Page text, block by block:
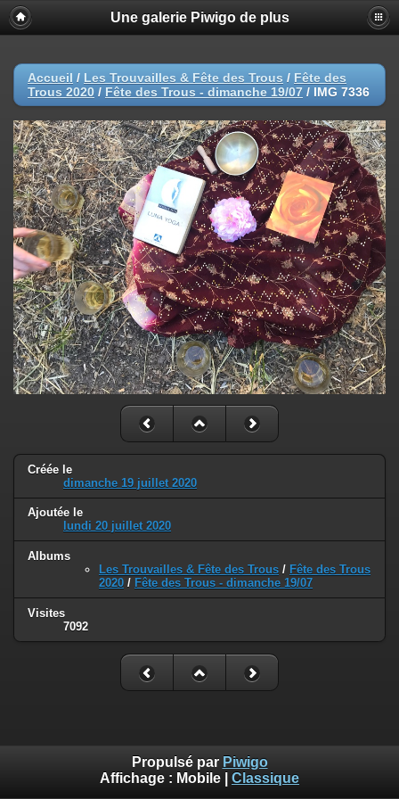
Une galerie Piwigo de plus
Accueil / Les Trouvailles & Fête des Trous / Fête des
Trous 2020 / Fête des Trous - dimanche 19/07 / IMG 7336
Créée le
dimanche 19 juillet 2020
Ajoutée le
lundi 20 juillet 2020
Albums
Les Trouvailles & Fête des Trous / Fête des Trous
2020 / Fête des Trous - dimanche 19/07
Visites
7092
Propulsé par Piwigo
Affichage : Mobile Classique